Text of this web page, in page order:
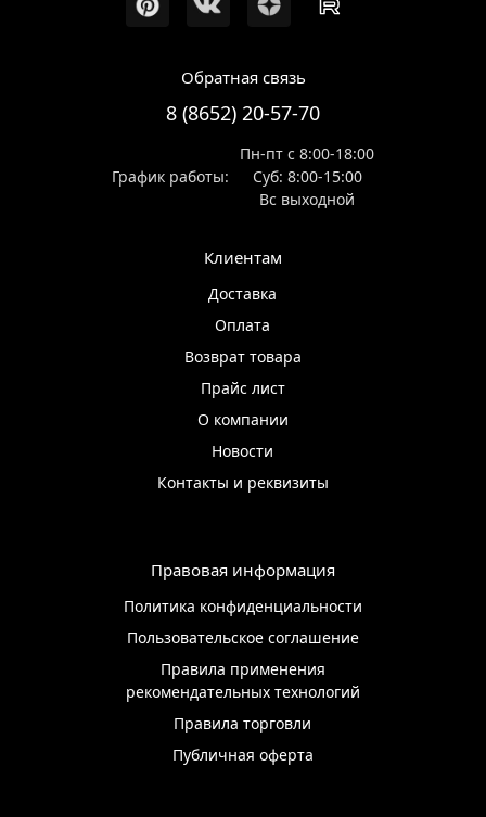
Обратная связь
8 (8652) 20-57-70
График работы:
Пн-пт с 8:00-18:00
Суб: 8:00-15:00
Вс выходной
Клиентам
Доставка
Оплата
Возврат товара
Прайс лист
О компании
Новости
Контакты и реквизиты
Правовая информация
Политика конфиденциальности
Пользовательское соглашение
Правила применения
рекомендательных технологий
Правила торговли
Публичная оферта